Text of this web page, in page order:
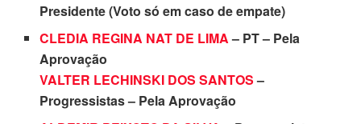
Presidente (Voto só em caso de empate)
CLEDIA REGINA NAT DE LIMA– PT – Pela
Aprovação
VALTER LECHINSKI DOS SANTOS–
Progressistas – Pela Aprovação